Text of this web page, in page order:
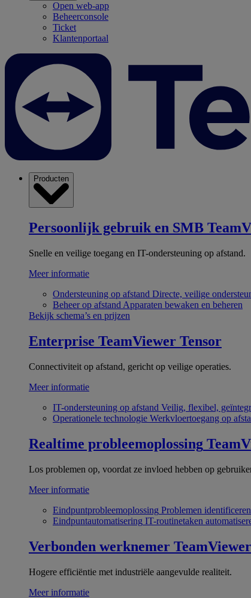
Open web-app
Beheerconsole
Ticket
Klantenportaal
Producten
Persoonlijk gebruik en SMB
Snelle en veilige toegang en IT-ondersteuning op afstand.
Meer informatie
Ondersteuning op afstand Directe, veilige
Beheer op afstand Apparaten bewaken en beheren
Bekijk schema’s en prijzen
Enterprise TeamViewer Tensor
Connectiviteit op afstand, gericht op veilige operaties.
Meer informatie
IT-ondersteuning op afstand Veilig, flexibel,
Operationele technologie Werkvloertoegang op
Realtime probleemoplossing
Los problemen op, voordat ze invloed hebben op
Meer informatie
Eindpuntprobleemoplossing Problemen
Eindpuntautomatisering IT-routinetaken
Verbonden werknemer
Hogere efficiëntie met industriële aangevulde realiteit.
Meer informatie